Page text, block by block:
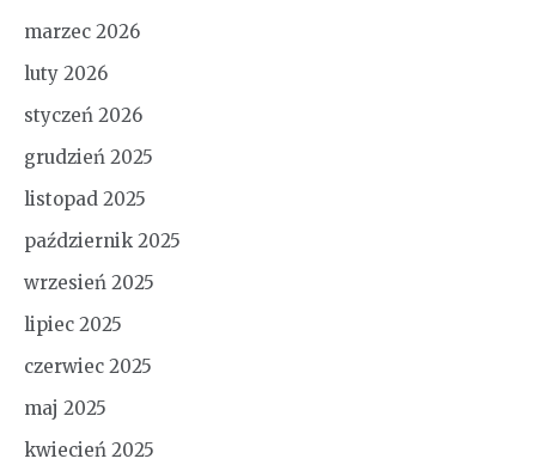
marzec 2026
luty 2026
styczeń 2026
grudzień 2025
listopad 2025
październik 2025
wrzesień 2025
lipiec 2025
czerwiec 2025
maj 2025
kwiecień 2025